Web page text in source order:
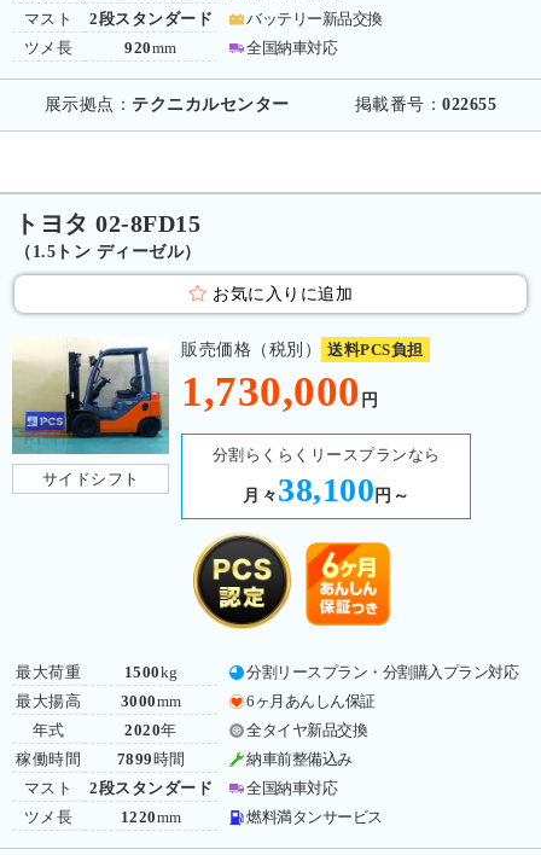
マスト
ツメ長
2段スタンダード
920mm
バッテリー新品交換
全国納車対応
展示拠点： テクニカルセンター 掲載番号：022655
トヨタ 02-8FD15
（1.5トン ディーゼル）
お気に入りに追加
サイドシフト
販売価格（税別） 送料PCS負担
1,730,000 円
分割らくらくリースプランなら
月々 38,100 円～
最大荷重
最大揚高
年式
稼働時間
マスト
ツメ長
1500kg
3000mm
2020年
7899 時間
2段スタンダード
1220mm
分割リースプラン・分割購入プラン対応
6ヶ月あんしん保証
全タイヤ新品交換
納車前整備込み
全国納車対応
燃料満タンサービス